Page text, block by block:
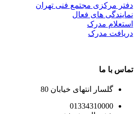
دفتر مرکزی مجتمع فنی تهران
نمایندگی های فعال
استعلام مدرک
دریافت مدرک
تماس با ما
گلسار انتهای خیابان 80
01334310000